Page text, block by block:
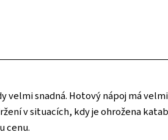
velmi snadná. Hotový nápoj má
v situacích, kdy je ohrožena
cenu.